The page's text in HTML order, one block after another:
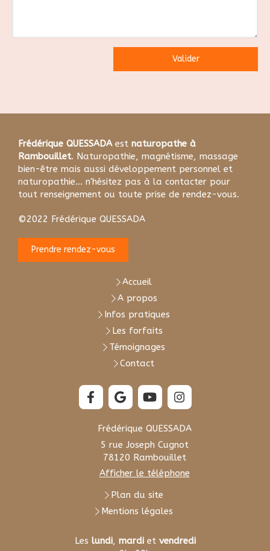
Valider
Frédérique QUESSADAest naturopathe à
Rambouillet. Naturopathie, magnétisme, massage
bien-être mais aussi développement personnel et
naturopathie... n'hésitez pas à la contacter pour
tout renseignement ou toute prise de rendez-vous.
©2022 Frédérique QUESSADA
Prendre rendez-vous
Accueil
A propos
Infos pratiques
Les forfaits
Témoignages
Contact
Frédérique QUESSADA
5 rue Joseph Cugnot
78120 Rambouillet
Afficher le téléphone
Plan du site
Mentions légales
Les lundi, mardiet vendredi